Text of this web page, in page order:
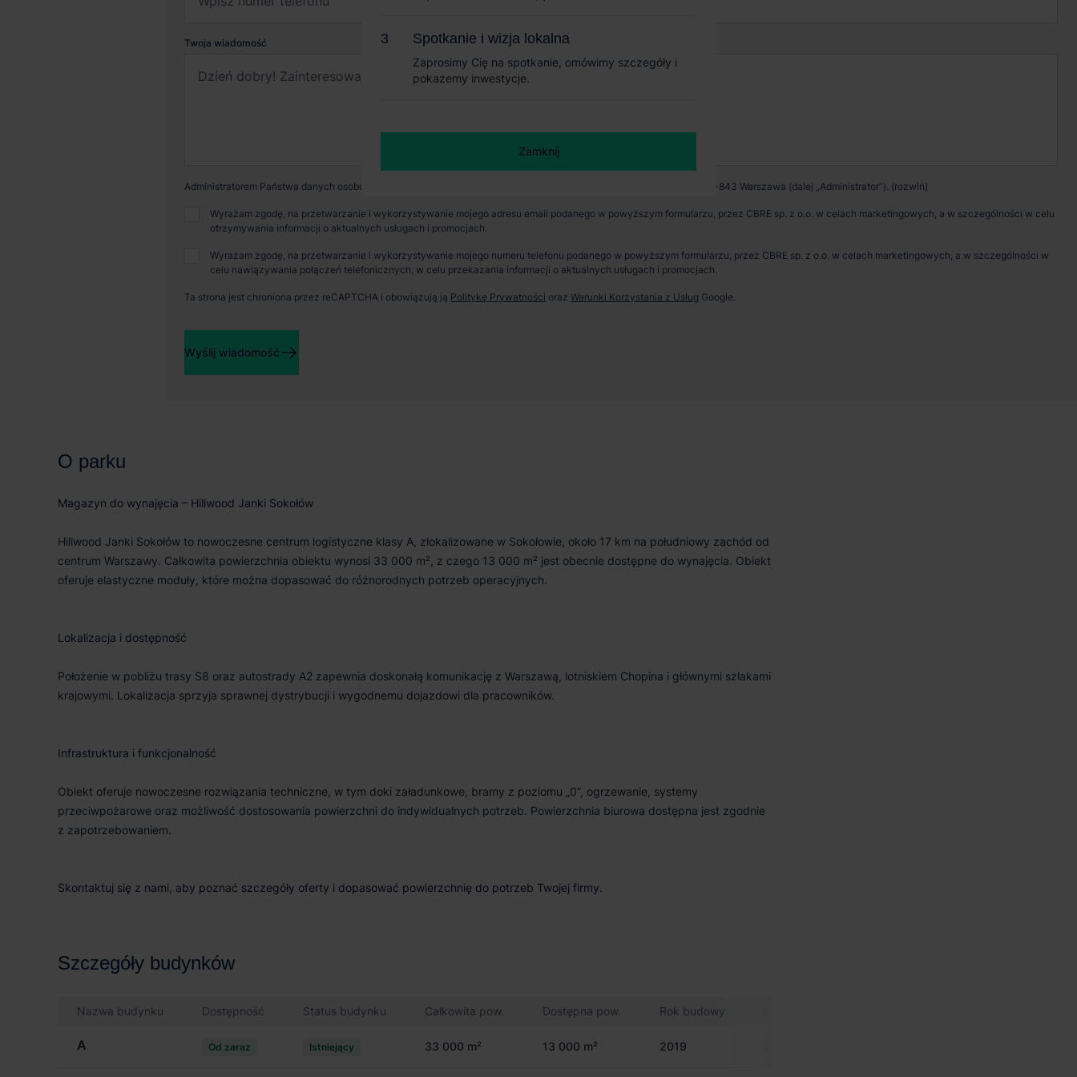
Wypełnij formularz
O parku
Magazyn do wynajęcia – Hillwood Janki Sokołów
Hillwood Janki Sokołów to nowoczesne centrum logistyczne klasy A, zlokalizowane w Sokołowie, około 17 km na południowy zachód od
centrum Warszawy. Całkowita powierzchnia obiektu wynosi 33 000 m², z czego 13 000 m² jest obecnie dostępne do wynajęcia. Obiekt
oferuje elastyczne moduły, które można dopasować do różnorodnych potrzeb operacyjnych.
Lokalizacja i dostępność
Położenie w pobliżu trasy S8 oraz autostrady A2 zapewnia doskonałą komunikację z Warszawą, lotniskiem Chopina i głównymi szlakami
krajowymi. Lokalizacja sprzyja sprawnej dystrybucji i wygodnemu dojazdowi dla pracowników.
Infrastruktura i funkcjonalność
Obiekt oferuje nowoczesne rozwiązania techniczne, w tym doki załadunkowe, bramy z poziomu „0”, ogrzewanie, systemy
przeciwpożarowe oraz możliwość dostosowania powierzchni do indywidualnych potrzeb. Powierzchnia biurowa dostępna jest zgodnie
z zapotrzebowaniem.
Skontaktuj się z nami, aby poznać szczegóły oferty i dopasować powierzchnię do potrzeb Twojej firmy.
Szczegóły budynków
Nazwa budynku Dostępność Status budynku Całkowita pow. Dostępna pow. Rok budowy
A Od zaraz Istniejący 33 000 m² 13 000 m² 2019
Spotkanie i wizja lokalna
Zaprosimy Cię na spotkanie, omówimy szczegóły i
pokażemy inwestycje.
Zamknij
Twoja wiadomość
Administratorem Państwa danych osobowych jest CBRE sp. z o. o. z siedzibą w Warszawie, Rondo Daszyńskiego 1, 00-843 Warszawa (dalej „Administrator”).
Wyrażam zgodę, na przetwarzanie i wykorzystywanie mojego adresu email podanego w powyższym formularzu, przez CBRE sp. z o.o. w celach marketingowych, a w szczególności w celu
otrzymywania informacji o aktualnych usługach i promocjach.
Wyrażam zgodę, na przetwarzanie i wykorzystywanie mojego numeru telefonu podanego w powyższym formularzu, przez CBRE sp. z o.o. w celach marketingowych, a w szczególności w
celu nawiązywania połączeń telefonicznych, w celu przekazania informacji o aktualnych usługach i promocjach.
Ta strona jest chroniona przez reCAPTCHA i obowiązują ją Politykę Prywatności orazWarunki Korzystania z Usług Google.
Wyślij wiadomość
Spotkanie i wizja lokalna
Zaprosimy Cię na spotkanie, omówimy szczegóły i
pokażemy inwestycje.
Zamknij